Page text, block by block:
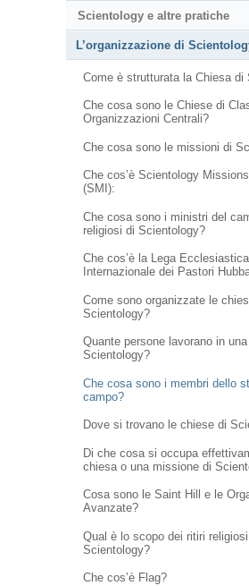
Scientology e altre pratiche
L’organizzazione di
Come è strutturata la Chiesa di
Che cosa sono le Chiese di
Organizzazioni Centrali?
Che cosa sono le missioni di
Che cos’è Scientology
(SMI):
Che cosa sono i ministri del
religiosi di Scientology?
Che cos’è la Lega Ecclesiastica
Internazionale dei Pastori
Come sono organizzate le
Scientology?
Quante persone lavorano in
Scientology?
Che cosa sono i membri dello
campo?
Dove si trovano le chiese di
Di che cosa si occupa
chiesa o una missione di
Cosa sono le Saint Hill e le
Avanzate?
Qual è lo scopo dei ritiri
Scientology?
Che cos’è Flag?